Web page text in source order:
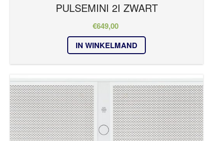
PULSEMINI 2I ZWART
€649,00
IN WINKELMAND